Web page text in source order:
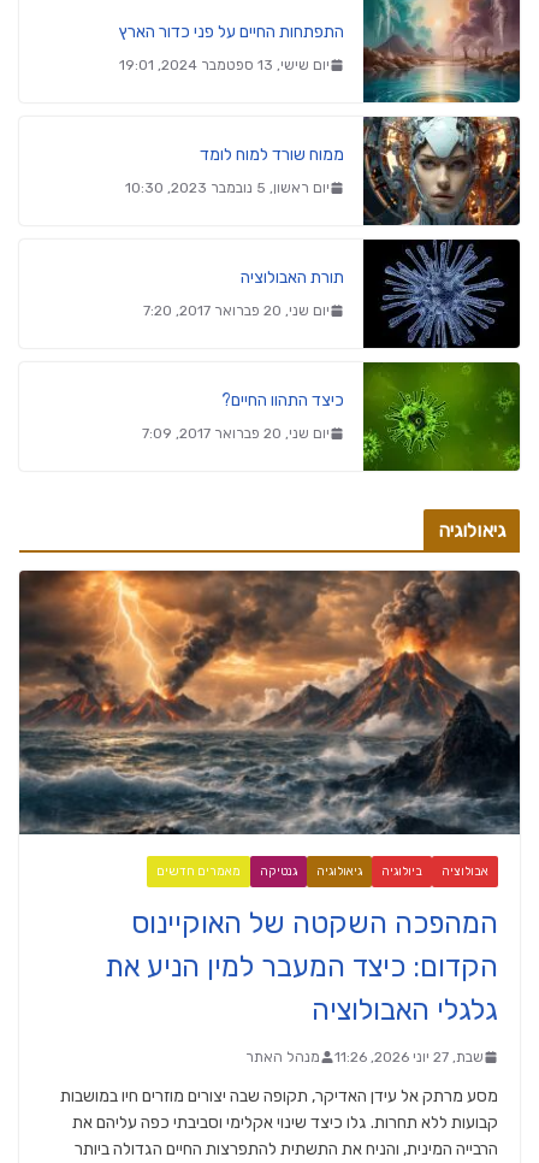
התפתחות החיים על פני כדור הארץ
יום שישי, 13 ספטמבר 2024, 19:01
ממוח שורד למוח לומד
יום ראשון, 5 נובמבר 2023, 10:30
תורת האבולוציה
יום שני, 20 פברואר 2017, 7:20
כיצד התהוו החיים?
יום שני, 20 פברואר 2017, 7:09
גיאולוגיה
אבולוציה ביולוגיה גיאולוגיה גנטיקה מאמרים חדשים
המהפכה השקטה של האוקיינוס
הקדום: כיצד המעבר למין הניע את
גלגלי האבולוציה
שבת, 27 יוני 2026, 11:26 מנהל האתר
מסע מרתק אל עידן האדיקר, תקופה שבה יצורים מוזרים חיו במושבות
קבועות ללא תחרות. גלו כיצד שינוי אקלימי וסביבתי כפה עליהם את
הרבייה המינית, והניח את התשתית להתפרצות החיים הגדולה ביותר